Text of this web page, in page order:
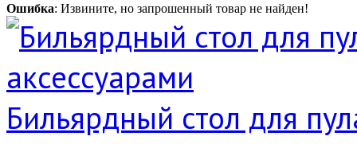
Ошибка: Извините, но запрошенный товар не найден!
Бильярдный стол для